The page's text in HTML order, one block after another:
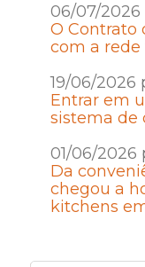
06/07/
O Contrato
com a rede
19/06/2026
Entrar em
sistema de
01/06/2026
Da
chegou a
kitchens